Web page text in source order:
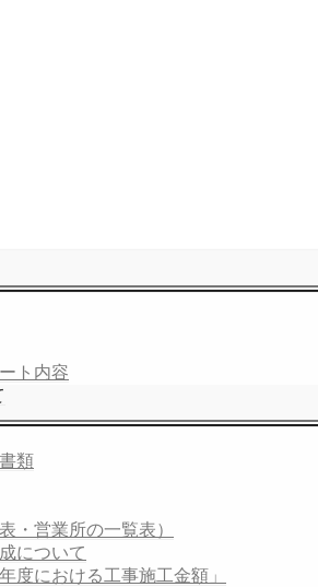
ト内容
類
・営業所の一覧表）
について
度における工事施工金額」